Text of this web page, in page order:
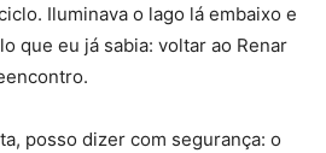
Iluminava o lago lá embaixo e
que eu já sabia: voltar ao Renar
posso dizer com segurança: o